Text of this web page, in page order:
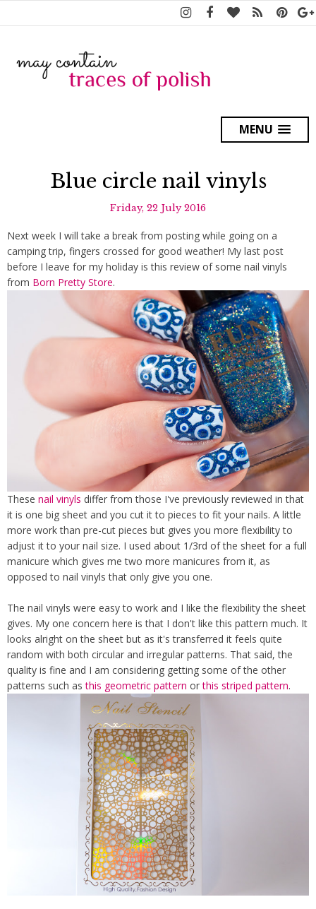
MENU
Blue circle nail vinyls
Friday, 22 July 2016
Next week I will take a break from posting while going on a
camping trip, fingers crossed for good weather! My last post
before I leave for my holiday is this review of some nail vinyls
from Born Pretty Store.
These nail vinyls differ from those I've previously reviewed in that
it is one big sheet and you cut it to pieces to fit your nails. A little
more work than pre-cut pieces but gives you more flexibility to
adjust it to your nail size. I used about 1/3rd of the sheet for a full
manicure which gives me two more manicures from it, as
opposed to nail vinyls that only give you one.
The nail vinyls were easy to work and I like the flexibility the sheet
gives. My one concern here is that I don't like this pattern much. It
looks alright on the sheet but as it's transferred it feels quite
random with both circular and irregular patterns. That said, the
quality is fine and I am considering getting some of the other
patterns such asthis geometric pattern orthis striped pattern.